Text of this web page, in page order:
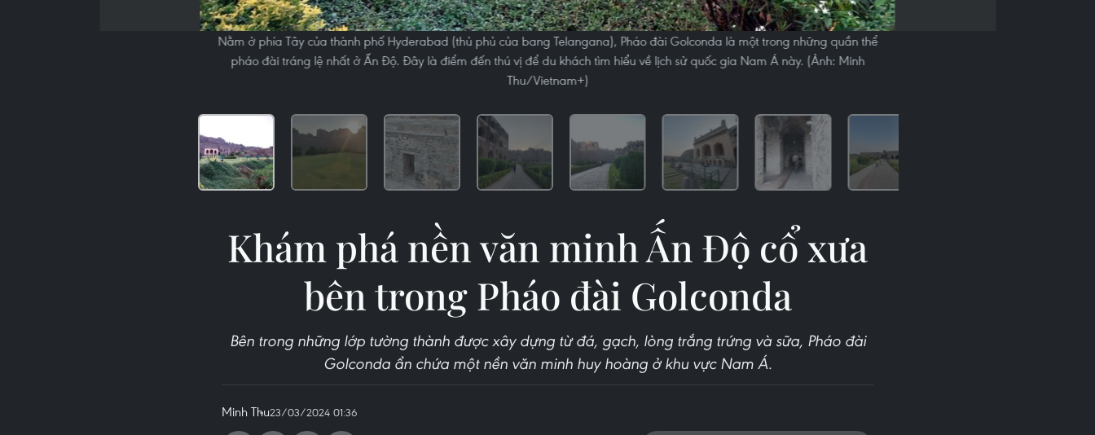
Nằm ở phía Tây của thành phố Hyderabad (thủ phủ của bang Telangana), Pháo đài Golconda là một trong những quần thể
pháo đài tráng lệ nhất ở Ấn Độ. Đây là điểm đến thú vị để du khách tìm hiểu về lịch sử quốc gia Nam Á này. (Ảnh: Minh
Thu/Vietnam+)
Khám phá nền văn minh Ấn Độ cổ xưa
bên trong Pháo đài Golconda
Bên trong những lớp tường thành được xây dựng từ đá, gạch, lòng trắng trứng và sữa, Pháo đài
Golconda ẩn chứa một nền văn minh huy hoàng ở khu vực Nam Á.
Minh Thu23/03/2024 01:36